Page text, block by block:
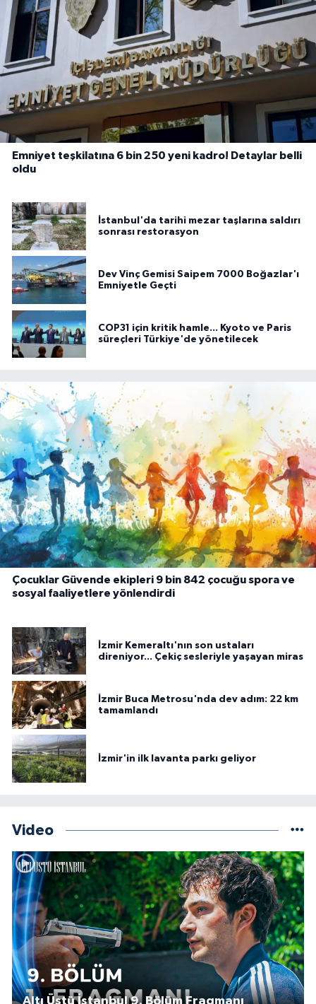
Emniyet teşkilatına 6 bin 250 yeni kadro! Detaylar belli
oldu
İstanbul'da tarihi mezar taşlarına saldırı
sonrası restorasyon
Dev Vinç Gemisi Saipem 7000 Boğazlar'ı
Emniyetle Geçti
COP31 için kritik hamle... Kyoto ve Paris
süreçleri Türkiye'de yönetilecek
Çocuklar Güvende ekipleri 9 bin 842 çocuğu spora ve
sosyal faaliyetlere yönlendirdi
İzmir Kemeraltı'nın son ustaları
direniyor... Çekiç sesleriyle yaşayan miras
İzmir Buca Metrosu'nda dev adım: 22 km
tamamlandı
İzmir'in ilk lavanta parkı geliyor
Video
Altı Üstü İstanbul 9. Bölüm Fragmanı